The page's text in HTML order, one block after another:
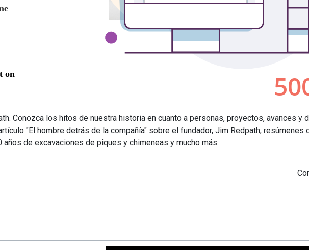
Conozca los hitos de nuestra historia en cuanto a personas, proyectos, avances y
"El hombre detrás de la compañía" sobre el fundador, Jim Redpath; resúmenes
de excavaciones de piques y chimeneas y mucho más.